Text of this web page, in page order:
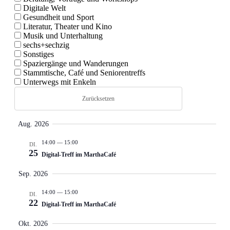
Dig­i­tale Welt
Gesund­heit und Sport
Lit­er­atur, The­ater und Kino
Musik und Unter­hal­tung
sechs+sechzig
Son­stiges
Spaziergänge und Wan­derun­gen
Stammtis­che, Café und Senioren­tr­e­ffs
Unter­wegs mit Enkeln
Zurücksetzen
Aug. 2026
DI.
25
14:00 — 15:00
Digital-Treff im MarthaCafé
Sep. 2026
DI.
22
14:00 — 15:00
Digital-Treff im MarthaCafé
Okt. 2026